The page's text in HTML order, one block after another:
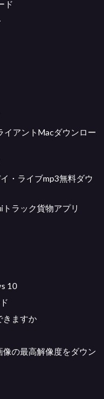
ド
アントMacダウンロー
・ライブmp3無料ダウ
ラック貨物アプリ
10
きますか
の最高解像度をダウン